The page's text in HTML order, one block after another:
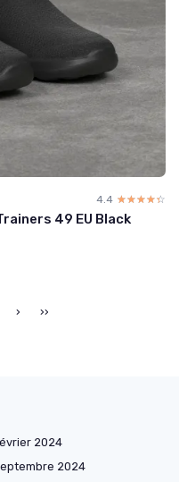
4.4 ☆☆☆☆☆
★★★★★
49 EU Black
› ››
2024
2024